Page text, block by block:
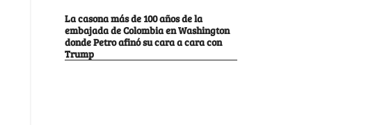
La casona más de 100 años de la
embajada de Colombia en Washington
donde Petro afinó su cara a cara con
Trump